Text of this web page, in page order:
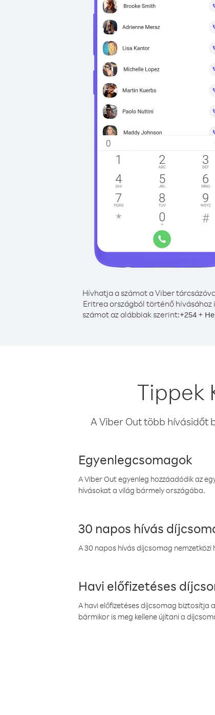
Hívhatja a számot a Viber
Eritrea országból történő hívásához
számot az alábbiak szerint:+254 +
Tippek
A Viber Out több hívásidőt
Egyenlegcsomagok
A Viber Out egyenleg hozzáadódik az
hívásokat a világ bármely országába.
30 napos hívás
A 30 napos hívás díjcsomag
Havi előfizetéses
A havi előfizetéses díjcsomag biztosítja
bármikor is meg kellene újítani a